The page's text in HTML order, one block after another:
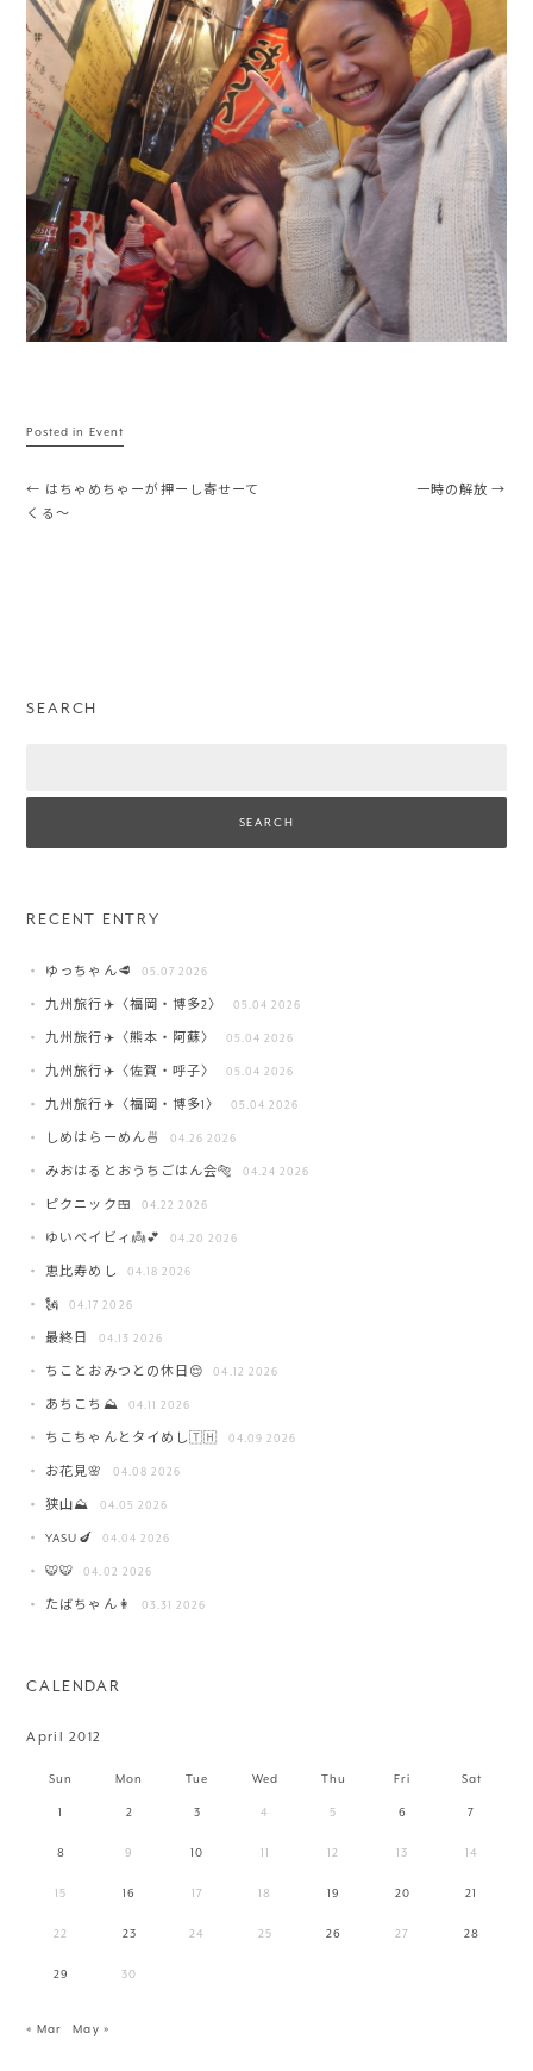
Posted in Event
Post navigation
← はちゃめちゃーが押ーし寄せーて
くる〜
一時の解放→
SEARCH
RECENT ENTRY
ゆっちゃん🥩 05.07 2026
九州旅行✈️〈福岡・博多2〉 05.04 2026
九州旅行✈️〈熊本・阿蘇〉 05.04 2026
九州旅行✈️〈佐賀・呼子〉 05.04 2026
九州旅行✈️〈福岡・博多1〉 05.04 2026
しめはらーめん🍜 04.26 2026
みおはるとおうちごはん会🐅 04.24 2026
ピクニック🍱 04.22 2026
ゆいベイビィ👼💕 04.20 2026
恵比寿めし 04.18 2026
🗽 04.17 2026
最終日 04.13 2026
ちことおみつとの休日😌 04.12 2026
あちこち⛰️ 04.11 2026
ちこちゃんとタイめし🇹🇭 04.09 2026
お花見🌸 04.08 2026
狭山⛰️ 04.05 2026
YASU🍆 04.04 2026
🐯🐯 04.02 2026
たばちゃん👩 03.31 2026
CALENDAR
April 2012
Sun Mon Tue Wed Thu Fri Sat
1 2 3 4 5 6 7
8 9 10 11 12 13 14
15 16 17 18 19 20 21
22 23 24 25 26 27 28
29 30
« Mar May »